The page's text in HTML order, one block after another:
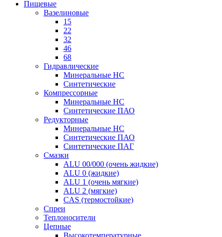
Пищевые
Вазелиновые
15
22
32
46
68
Гидравлические
Минеральные HC
Синтетические
Компрессорные
Минеральные HC
Синтетические ПАО
Редукторные
Минеральные HC
Синтетические ПАО
Синтетические ПАГ
Смазки
ALU 00/000 (очень жидкие)
ALU 0 (жидкие)
ALU 1 (очень мягкие)
ALU 2 (мягкие)
CAS (термостойкие)
Спреи
Теплоносители
Цепные
Высокотемпературные